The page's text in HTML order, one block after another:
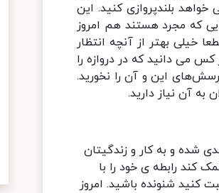
بلندپروازی کنید. این
که مجرد هستند هم امروز
خیلی بهتر از آنچه انتظار
می دانید که در دروازه را
این و آن را نخورید.
آن نیاز دارید.
شده و به کار و زندگیتان
کند رابطه ی خود را با
شنونده باشید. امروز